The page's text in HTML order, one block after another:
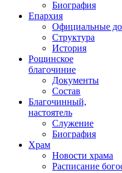
Биография
Епархия
Официальные
Структура
История
Рощинское
благочиние
Документы
Состав
Благочинный,
настоятель
Служение
Биография
Храм
Новости храма
Расписание